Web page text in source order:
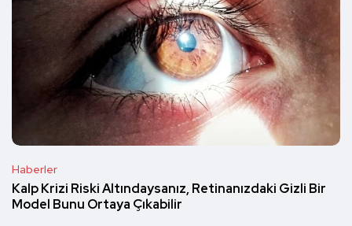
Haberler
Kalp Krizi Riski Altındaysanız, Retinanızdaki Gizli Bir
Model Bunu Ortaya Çıkabilir